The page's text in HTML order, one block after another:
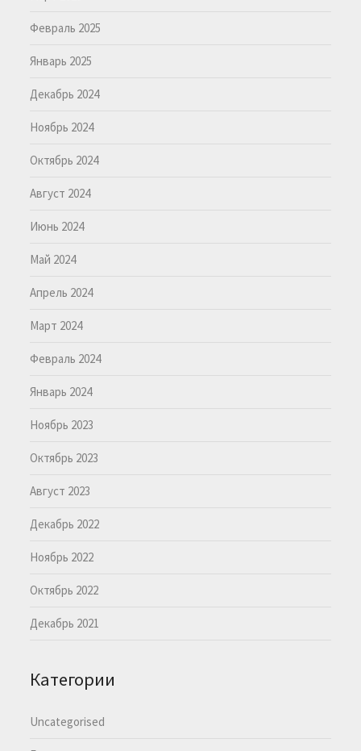
Февраль 2025
Январь 2025
Декабрь 2024
Ноябрь 2024
Октябрь 2024
Август 2024
Июнь 2024
Май 2024
Апрель 2024
Март 2024
Февраль 2024
Январь 2024
Ноябрь 2023
Октябрь 2023
Август 2023
Декабрь 2022
Ноябрь 2022
Октябрь 2022
Декабрь 2021
Категории
Uncategorised